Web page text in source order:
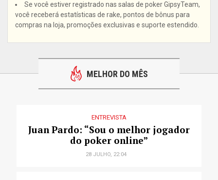
Se você estiver registrado nas salas de poker GipsyTeam,
você receberá estatísticas de rake, pontos de bônus para
compras na loja, promoções exclusivas e suporte estendido.
MELHOR DO MÊS
ENTREVISTA
Juan Pardo: “Sou o melhor jogador
do poker online”
28 JULHO, 22:04